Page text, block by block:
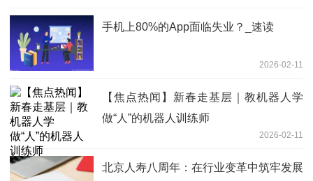
手机上80%的App面临失业？_速读
2026-02-11
【焦点热闻】新春走基层｜教机器人学
做“人”的机器人训练师
2026-02-11
北京人寿八周年：在行业变革中筑牢发展